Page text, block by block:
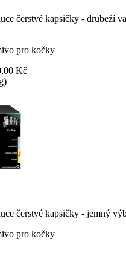
čerstvé kapsičky - drůbeží
pro kočky
Kč
čerstvé kapsičky - jemný
pro kočky